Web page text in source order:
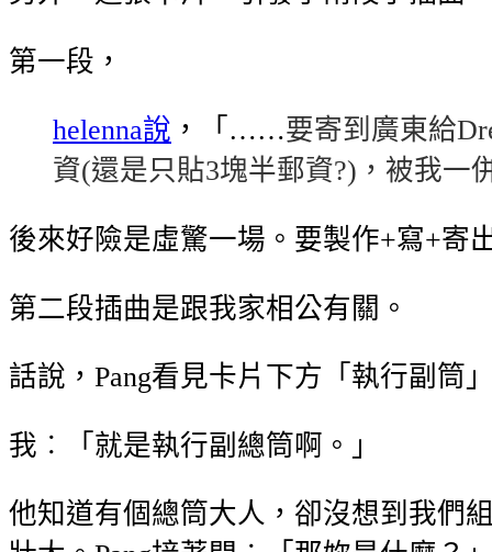
第一段，
helenna說 ，「……要寄到廣東給
資(還是只貼3塊半郵資?)，被我一
後來好險是虛驚一場。要製作+寫+寄
第二段插曲是跟我家相公有關。
話說，Pang看見卡片下方「執行副筒
我︰「就是執行副總筒啊。」
他知道有個總筒大人，卻沒想到我們